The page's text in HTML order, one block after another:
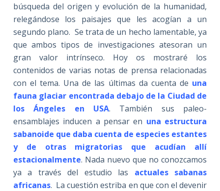
búsqueda del origen y evolución de la humanidad,
relegándose los paisajes que les acogían a un
segundo plano. Se trata de un hecho lamentable, ya
que ambos tipos de investigaciones atesoran un
gran valor intrínseco. Hoy os mostraré los
contenidos de varias notas de prensa relacionadas
con el tema. Una de las últimas da cuenta de una
fauna glaciar encontrada debajo de la Ciudad de
los Ángeles en USA. También sus paleo-
ensamblajes inducen a pensar en una estructura
sabanoide que daba cuenta de especies estantes
y de otras migratorias que acudían allí
estacionalmente. Nada nuevo que no conozcamos
ya a través del estudio las actuales sabanas
africanas. La cuestión estriba en que con el devenir